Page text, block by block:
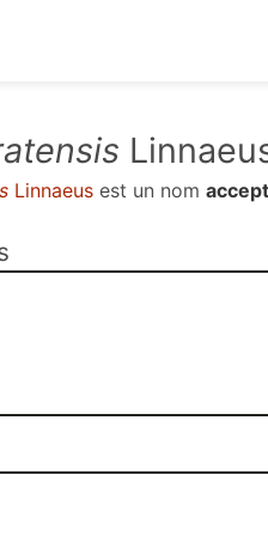
Linnaeus est un nom